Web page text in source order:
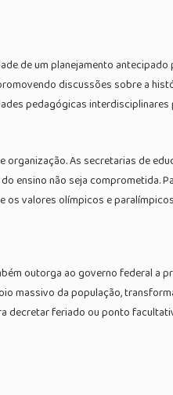
de um planejamento
discussões sobre a
pedagógicas
As secretarias de
ensino não seja comprometida.
valores olímpicos e
outorga ao governo federal
massivo da população,
decretar feriado ou ponto